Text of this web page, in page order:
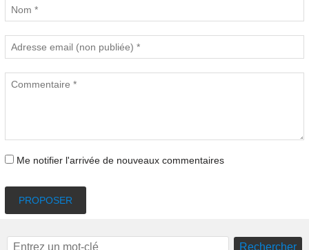
Me notifier l'arrivée de nouveaux commentaires
PROPOSER
Rechercher